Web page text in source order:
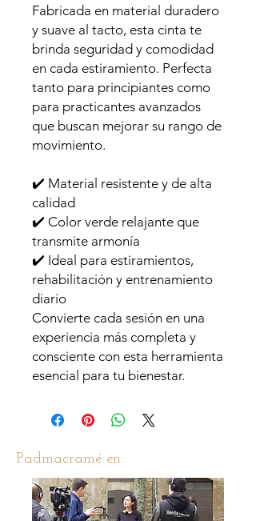
Fabricada en material duradero
y suave al tacto, esta cinta te
brinda seguridad y comodidad
en cada estiramiento. Perfecta
tanto para principiantes como
para practicantes avanzados
que buscan mejorar su rango de
movimiento.
✔️ Material resistente y de alta
calidad
✔️ Color verde relajante que
transmite armonía
✔️ Ideal para estiramientos,
rehabilitación y entrenamiento
diario
Convierte cada sesión en una
experiencia más completa y
consciente con esta herramienta
esencial para tu bienestar.
Padmacramé en: